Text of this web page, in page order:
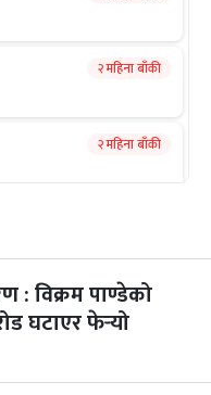
२ महिना बाँकी
२ महिना बाँकी
२ महिना बाँकी
: विक्रम पाण्डेको
घटाएर फेर्‍यो